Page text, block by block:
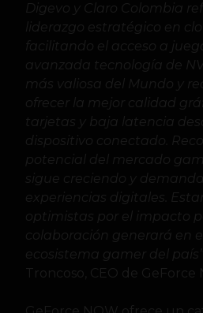
Digevo y Claro Colombia
liderazgo estratégico en
facilitando el acceso a
avanzada tecnología de
más valiosa del Mundo y
ofrecer la mejor calidad
tarjetas y baja latencia
dispositivo conectado.
potencial del mercado
sigue creciendo y
experiencias digitales.
optimistas por el impacto
colaboración generará en
ecosistema gamer del país”,
Troncoso, CEO de GeForce